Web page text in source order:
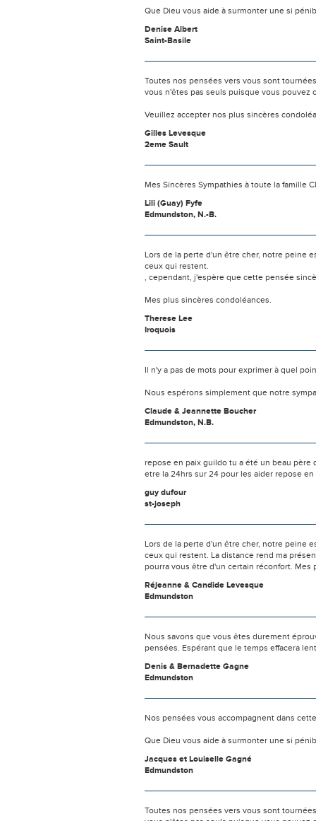
Que Dieu vous aide à surmonter une si
Denise Albert
Saint-Basile
Toutes nos pensées vers vous sont
vous n'êtes pas seuls puisque vous pouvez
Veuillez accepter nos plus sincères
Gilles Levesque
2eme Sault
Mes Sincères Sympathies à toute la famille
Lili (Guay) Fyfe
Edmundston, N.-B.
Lors de la perte d'un être cher, notre peine
ceux qui restent.
, cependant, j'espère que cette pensée
Mes plus sincères condoléances.
Therese Lee
Iroquois
Il n'y a pas de mots pour exprimer à quel
Nous espérons simplement que notre
Claude & Jeannette Boucher
Edmundston, N.B.
repose en paix guildo tu a été un beau
etre la 24hrs sur 24 pour les aider repose
guy dufour
st-joseph
Lors de la perte d'un être cher, notre peine
ceux qui restent. La distance rend ma
pourra vous être d'un certain réconfort. Mes
Réjeanne & Candide Levesque
Edmundston
Nous savons que vous êtes durement
pensées. Espérant que le temps effacera
Denis & Bernadette Gagne
Edmundston
Nos pensées vous accompagnent dans
Que Dieu vous aide à surmonter une si
Jacques et Louiselle Gagné
Edmundston
Toutes nos pensées vers vous sont